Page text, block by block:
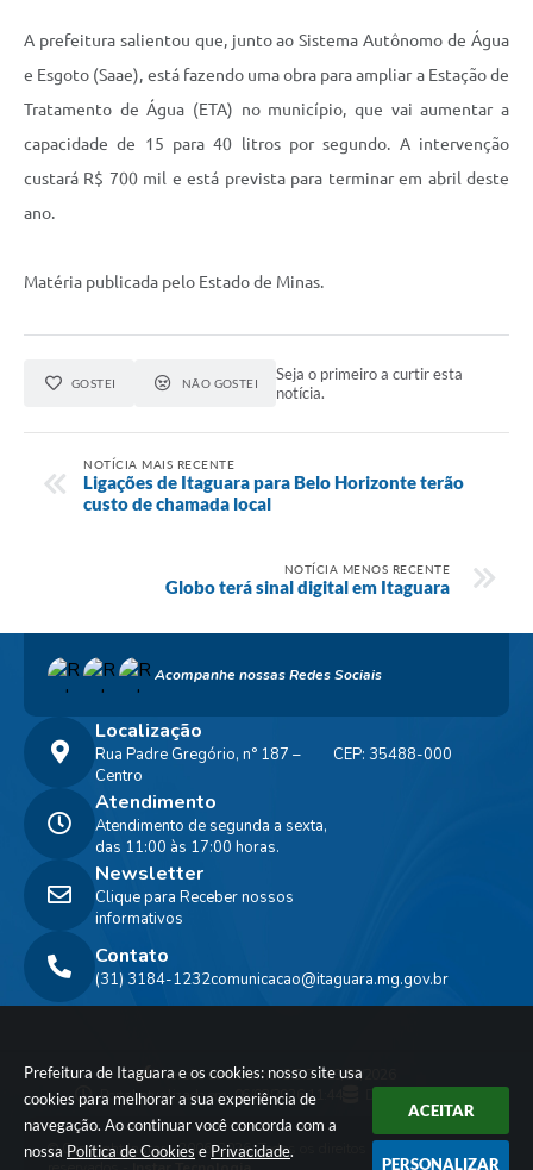
Prefeitura de Itaguara e os cookies: nosso site usa
cookies para melhorar a sua experiência de
navegação. Ao continuar você concorda com a
nossa Política de Cookies e Privacidade.
ACEITAR
PERSONALIZAR
A prefeitura salientou que, junto ao Sistema Autônomo de Água
e Esgoto (Saae), está fazendo uma obra para ampliar a Estação de
Tratamento de Água (ETA) no município, que vai aumentar a
capacidade de 15 para 40 litros por segundo. A intervenção
custará R$ 700 mil e está prevista para terminar em abril deste
ano.
Matéria publicada pelo Estado de Minas.
GOSTEI NÃO GOSTEI
Seja o primeiro a curtir esta
notícia.
NOTÍCIA MAIS RECENTE
Ligações de Itaguara para Belo Horizonte terão
custo de chamada local
NOTÍCIA MENOS RECENTE
Globo terá sinal digital em Itaguara
Acompanhe nossas Redes Sociais
Localização
Rua Padre Gregório, n° 187 –
Centro
CEP: 35488-000
Contato
(31) 3184-1232comunicacao@itaguara.mg.gov.br
Atendimento
Atendimento de segunda a sexta,
das 11:00 às 17:00 horas.
Newsletter
Clique para Receber nossos
informativos
Versão do Sistema:3.5.3 - 19/06/2026
Portal atualizado em:06/08/2026 11:44 Dados Abertos
© Copyright Instar - 2006-2026. Todos os direitos